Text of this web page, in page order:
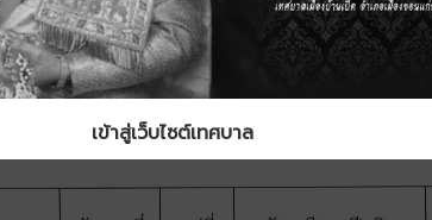
เข้าสู่เว็บไซต์เทศบาล